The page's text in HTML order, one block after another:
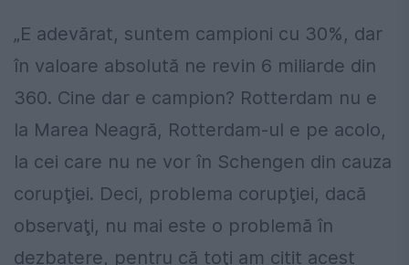
„E adevărat, suntem campioni cu 30%, dar
în valoare absolută ne revin 6 miliarde din
360. Cine dar e campion? Rotterdam nu e
la Marea Neagră, Rotterdam-ul e pe acolo,
la cei care nu ne vor în Schengen din cauza
corupţiei. Deci, problema corupţiei, dacă
observaţi, nu mai este o problemă în
dezbatere, pentru că toţi am citit acest